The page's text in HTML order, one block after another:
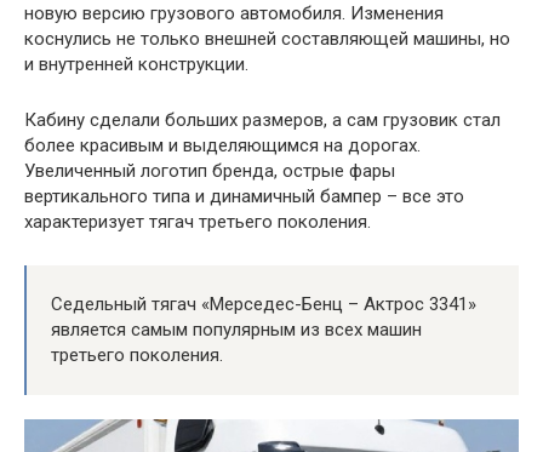
новую версию грузового автомобиля. Изменения
коснулись не только внешней составляющей машины, но
и внутренней конструкции.
Кабину сделали больших размеров, а сам грузовик стал
более красивым и выделяющимся на дорогах.
Увеличенный логотип бренда, острые фары
вертикального типа и динамичный бампер – все это
характеризует тягач третьего поколения.
Седельный тягач «Мерседес-Бенц – Актрос 3341»
является самым популярным из всех машин
третьего поколения.